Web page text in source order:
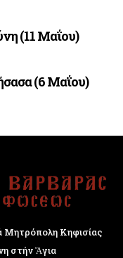
(11 Μαΐου)
(6 Μαΐου)
Μητρόπολη Κηφισίας
στήν Ἅγια